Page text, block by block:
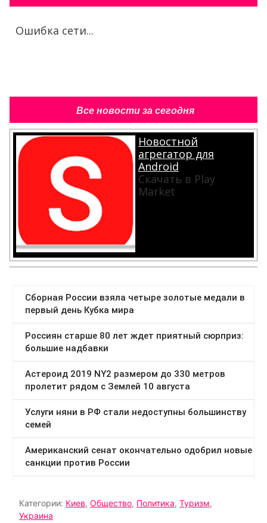
Ошибка сети...
Все новости за сегодня
Новостной
агрегатор для
Android
Скачать в Play
Market
Категории: Киев, Общество, Политика, Туризм,
Украина